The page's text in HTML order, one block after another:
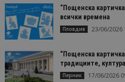
“Пощенска
всички времена
Пловдив 23/06/2026
“Пощенска
традициите,
Перник 17/06/2026